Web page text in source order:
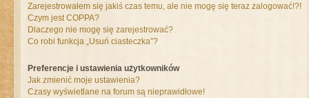
Zarejestrowałem się jakiś czas temu, ale nie mogę się teraz zalogować!?!
Czym jest COPPA?
Dlaczego nie mogę się zarejestrować?
Co robi funkcja „Usuń ciasteczka”?
Preferencje i ustawienia użytkowników
Jak zmienić moje ustawienia?
Czasy wyświetlane na forum są nieprawidłowe!